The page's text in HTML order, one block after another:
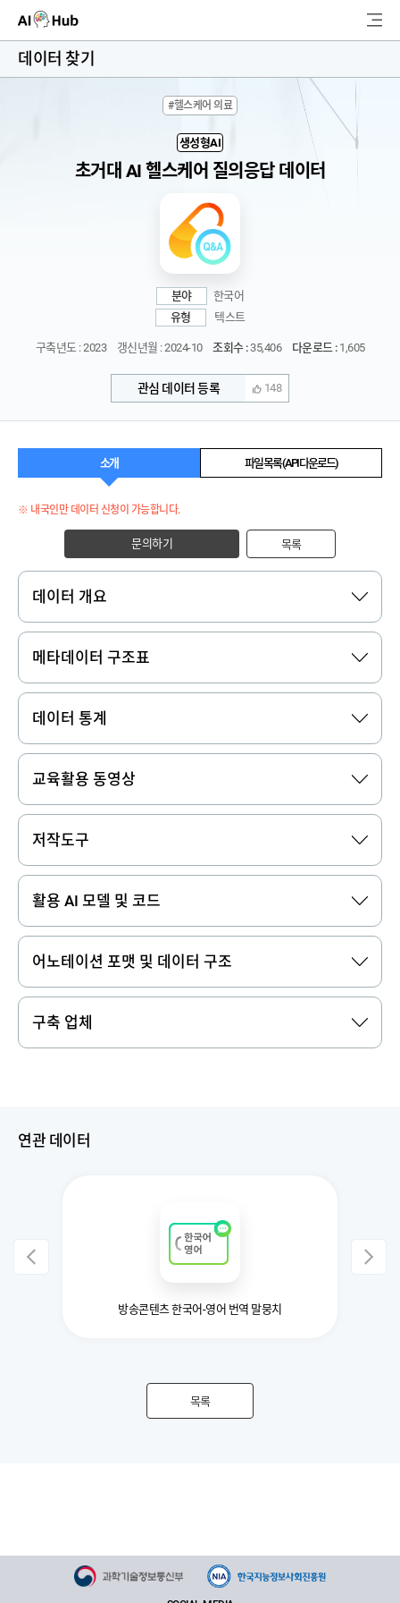
AI-Hub
AI 데이터찾기
AI 개발지원
색
데이터 찾기
#헬스케어 의료
생성형AI
초거대 AI 헬스케어 질의응답 데이터
분야
한국어
유형
텍스트
구축년도 : 2023 갱신년월 : 2024-10 조회수 :35,406 다운로드 :1,605
관심 데이터 등록 148
소개 파일 목록 (API 다운로드)
※ 내국인만 데이터 신청이 가능합니다.
문의하기 목록
데이터 개요
메타데이터 구조표
데이터 통계
교육활용 동영상
저작도구
활용 AI 모델 및 코드
어노테이션 포맷 및 데이터 구조
구축 업체
연관 데이터
방송콘텐츠 한국어-영어 번역 말뭉치
목록